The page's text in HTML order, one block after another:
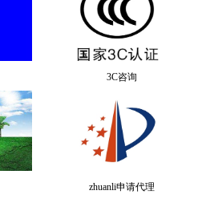
3C咨询
zhuanli申请代理